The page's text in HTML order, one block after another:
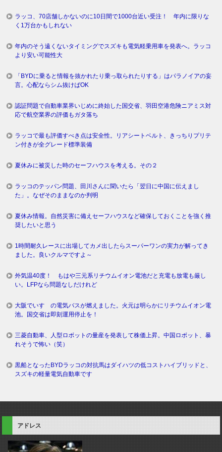
ラッコ、70店舗しかないのに10日間で1000台近い受注！ 年内に限りな
く1万台かもしれない
年内のそう遠くないタイミングでスズキも電気軽乗用車を発表へ。ラッコ
より安い可能性大
「BYDに乗ると情報を抜かれたり乗っ取られたりする」はパラノイアの妄
言。心配ならシム抜けばOK
認証問題で自動車業界いじめに終始した国交省、羽田空港危険ニアミス対
応で航空業界の評価もガタ落ち
ラッコで最も評価すべき点は安全性。リアシートベルト、きっちりプリテ
ン付きが全グレード標準装備
夏休みに被災した時のセーフハウスを考える。その２
ラッコのテッパン問題、田川さんに聞いたら「翌日に中国に伝えまし
た」。なぜそのままなのか判明
夏休み情報。自然災害に備えセーフハウスなど確保しておくことを強く推
奨したいと思う
1時間耐久レースに出場してカメ出したらスーパーワンの実力が解ってき
ました。良いクルマですよ～
外気温40度！ もはや三元系リチウムイオン電池だと充電も放電も厳し
い。LFPなら問題なしだけれど
大阪でいすゞの電気バスが燃えました。火元は明らかにリチウムイオン電
池。国交省は即刻運用停止を！
三菱自動車、人型ロボットの量産を発表して株価上昇。中国ロボット、暴
れそうで怖い（笑）
黒船となったBYDラッコの対抗馬はダイハツの低コストハイブリッドと、
スズキの軽量電気自動車です
アドレス